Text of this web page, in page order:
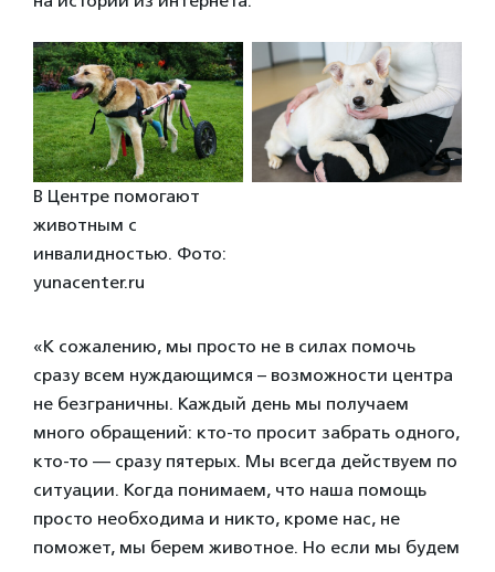
В Центре помогают
животным с
инвалидностью. Фото:
yunacenter.ru
«К сожалению, мы просто не в силах помочь
сразу всем нуждающимся – возможности центра
не безграничны. Каждый день мы получаем
много обращений: кто-то просит забрать одного,
кто-то — сразу пятерых. Мы всегда действуем по
ситуации. Когда понимаем, что наша помощь
просто необходима и никто, кроме нас, не
поможет, мы берем животное. Но если мы будем